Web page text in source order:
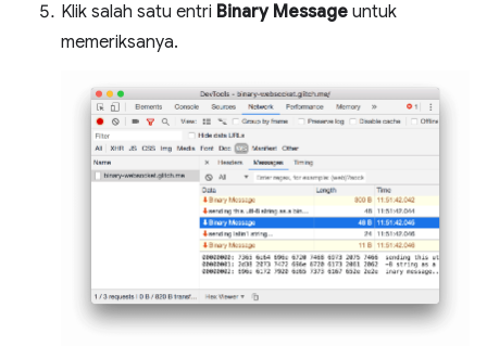
Klik salah satu entri Binary Message untuk
memeriksanya.